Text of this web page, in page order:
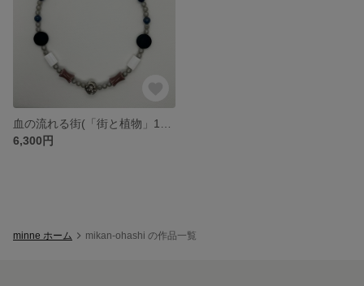
6,300円
minne ホーム mikan-ohashi の作品一覧